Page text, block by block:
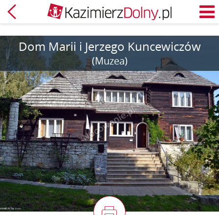
Powrót
Dom Marii i Jerzego Kuncewiczów
(Muzea)